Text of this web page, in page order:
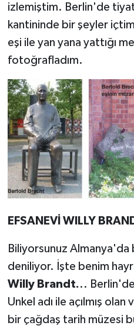
izlemiştim. Berlin'de
kantininde bir şeyler
eşi ile yan yana yattığı
fotoğrafladım.
EFSANEVİ WILLY
Biliyorsunuz Almanya'da
deniliyor. İşte benim
Willy Brandt...
Unkel adı ile açılmış
bir çağdaş tarih müzesi